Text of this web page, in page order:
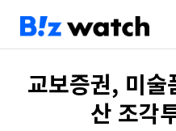
교보증권, 미술
산 조각